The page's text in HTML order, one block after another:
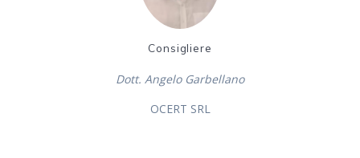
Consigliere
Dott. Angelo Garbellano
OCERT SRL